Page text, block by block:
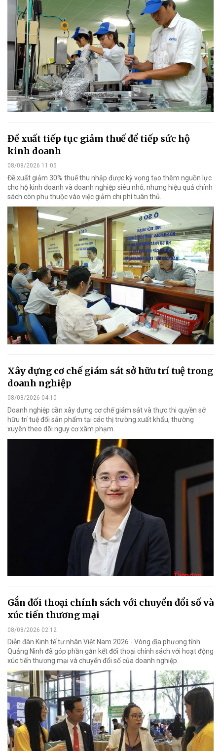
Đề xuất tiếp tục giảm thuế để tiếp sức hộ
kinh doanh
08/08/2026 11:05
Đề xuất giảm 30% thuế thu nhập được kỳ vọng tạo thêm nguồn lực
cho hộ kinh doanh và doanh nghiệp siêu nhỏ, nhưng hiệu quả chính
sách còn phụ thuộc vào việc giảm chi phí tuân thủ.
Xây dựng cơ chế giám sát sở hữu trí tuệ trong
doanh nghiệp
08/08/2026 04:10
Doanh nghiệp cần xây dựng cơ chế giám sát và thực thi quyền sở
hữu trí tuệ đối sản phẩm tại các thị trường xuất khẩu, thường
xuyên theo dõi nguy cơ xâm phạm.
Gắn đối thoại chính sách với chuyển đổi số và
xúc tiến thương mại
08/08/2026 02:12
Diễn đàn Kinh tế tư nhân Việt Nam 2026 - Vòng địa phương tỉnh
Quảng Ninh đã góp phần gắn kết đối thoại chính sách với hoạt động
xúc tiến thương mại và chuyển đổi số của doanh nghiệp.